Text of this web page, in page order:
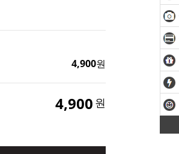
4,900원
4,900 원